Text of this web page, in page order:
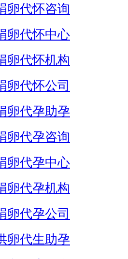
卵代怀咨询
卵代怀中心
卵代怀机构
卵代怀公司
卵代孕助孕
卵代孕咨询
卵代孕中心
卵代孕机构
卵代孕公司
卵代生助孕